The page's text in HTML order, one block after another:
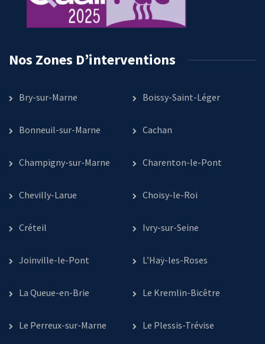
Nos Zones D’interventions
Bry-sur-Marne Boissy-Saint-Léger
Bonneuil-sur-Marne Cachan
Champigny-sur-Marne Charenton-le-Pont
Chevilly-Larue Choisy-le-Roi
Créteil Ivry-sur-Seine
Joinville-le-Pont L’Haÿ-les-Roses
La Queue-en-Brie Le Kremlin-Bicêtre
Le Perreux-sur-Marne Le Plessis-Trévise